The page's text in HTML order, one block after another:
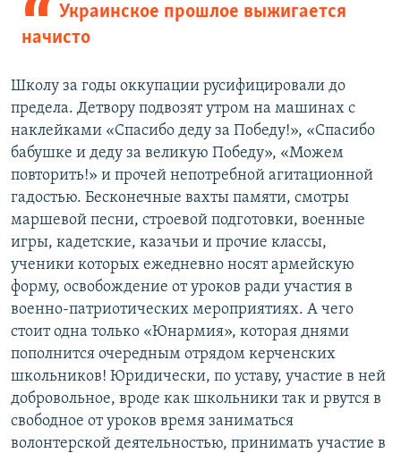
Украинское прошлое выжигается
начисто
Школу за годы оккупации русифицировали до
предела. Детвору подвозят утром на машинах с
наклейками «Спасибо деду за Победу!», «Спасибо
бабушке и деду за великую Победу», «Можем
повторить!» и прочей непотребной агитационной
гадостью. Бесконечные вахты памяти, смотры
маршевой песни, строевой подготовки, военные
игры, кадетские, казачьи и прочие классы,
ученики которых ежедневно носят армейскую
форму, освобождение от уроков ради участия в
военно-патриотических мероприятиях. А чего
стоит одна только «Юнармия», которая днями
пополнится очередным отрядом керченских
школьников! Юридически, по уставу, участие в ней
добровольное, вроде как школьники так и рвутся в
свободное от уроков время заниматься
волонтерской деятельностью, принимать участие в